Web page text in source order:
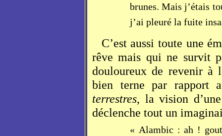
brunes. Mais j’étais
j’ai pleuré la fuite
C’est aussi toute une
rêve mais qui ne survit
douloureux de revenir à
bien terne par rapport
terrestres, la vision
déclenche tout un
« Alambic : ah !